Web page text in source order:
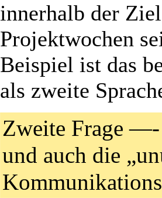
innerhalb der
Projektwochen
Beispiel ist das
als zweite
Zweite Frage —-
und auch die